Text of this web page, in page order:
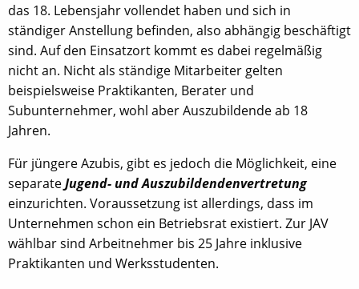
das 18. Lebensjahr vollendet haben und sich in
ständiger Anstellung befinden, also abhängig beschäftigt
sind. Auf den Einsatzort kommt es dabei regelmäßig
nicht an. Nicht als ständige Mitarbeiter gelten
beispielsweise Praktikanten, Berater und
Subunternehmer, wohl aber Auszubildende ab 18
Jahren.
Für jüngere Azubis, gibt es jedoch die Möglichkeit, eine
separateJugend- und Auszubildendenvertretung
einzurichten. Voraussetzung ist allerdings, dass im
Unternehmen schon ein Betriebsrat existiert. Zur JAV
wählbar sind Arbeitnehmer bis 25 Jahre inklusive
Praktikanten und Werksstudenten.